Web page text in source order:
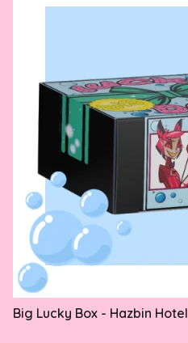
Big Lucky Box - Hazbin Hotel